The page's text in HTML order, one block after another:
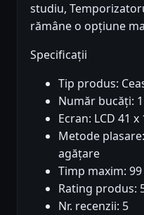
studiu,
rămâne o opțiune
Specificații
Tip produs:
Număr bucăți: 1
Ecran: LCD 41 x
Metode
agățare
Timp maxim:
Rating produs:
Nr. recenzii: 5